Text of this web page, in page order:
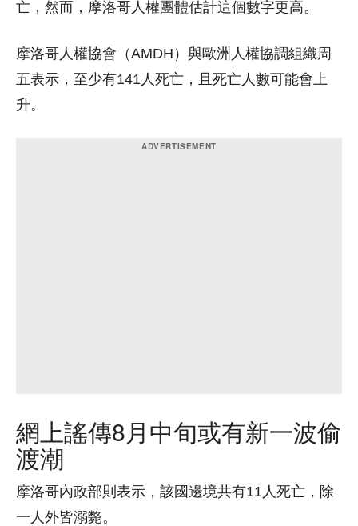
亡，然而，摩洛哥人權團體估計這個數字更高。
摩洛哥人權協會（AMDH）與歐洲人權協調組織周
五表示，至少有141人死亡，且死亡人數可能會上
升。
網上謠傳8月中旬或有新一波偷
渡潮
摩洛哥內政部則表示，該國邊境共有11人死亡，除
一人外皆溺斃。